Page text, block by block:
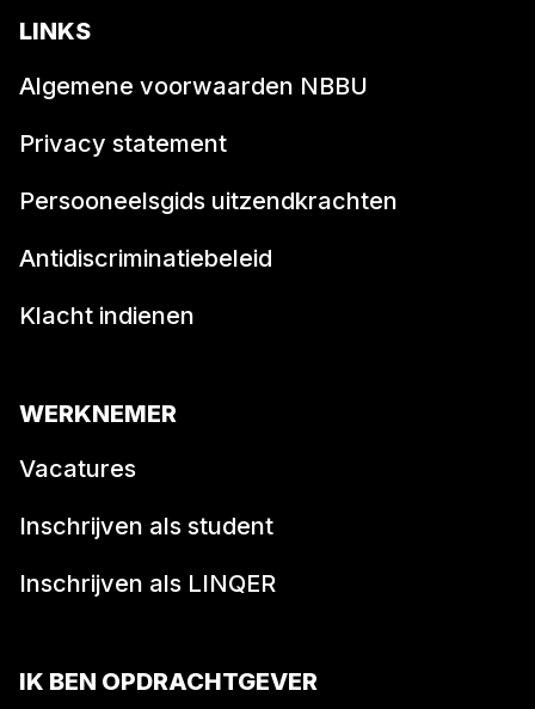
LINKS
Algemene voorwaarden NBBU
Privacy statement
Persooneelsgids uitzendkrachten
Antidiscriminatiebeleid
Klacht indienen
WERKNEMER
Vacatures
Inschrijven als student
Inschrijven als LINQER
IK BEN OPDRACHTGEVER